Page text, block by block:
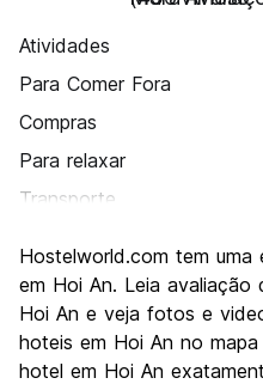
Atividades
Para Comer Fora
Compras
Para relaxar
Transporte
Cultura
Festas / vida noturna
Custo-beneficio
Hostelworld.com tem
em Hoi An. Leia avaliação
Hoi An e veja fotos e
hoteis em Hoi An no
hotel em Hoi An